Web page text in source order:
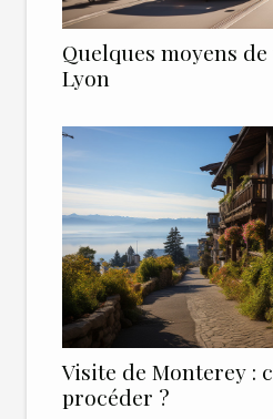
Quelques moyens
Lyon
Visite de Monterey :
procéder ?